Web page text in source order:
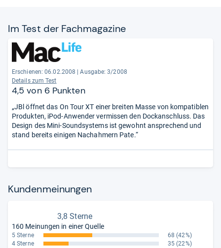
Im Test der Fach­ma­ga­zine
Erschienen: 06.02.2008
Ausgabe: 3/2008
Details zum Test
4,5 von 6 Punkten
„JBl öffnet das On Tour XT einer breiten Masse von kompatiblen
Produkten, iPod-Anwender vermissen den Dockanschluss. Das
Design des Mini-Soundsystems ist gewohnt ansprechend und
stand bereits einigen Nachahmern Pate.“
Kun­den­mei­nun­gen
3,8 Sterne
160 Meinungen in einer Quelle
5 Sterne 68 (42%)
4 Sterne
35 (22%)